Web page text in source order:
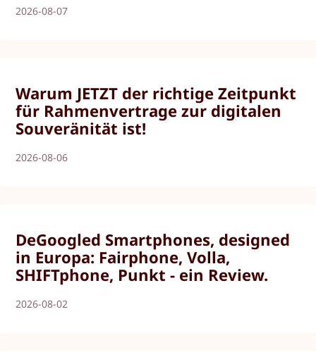
2026-08-07
Warum JETZT der richtige Zeitpunkt
für Rahmenvertrage zur digitalen
Souveränität ist!
2026-08-06
DeGoogled Smartphones, designed
in Europa: Fairphone, Volla,
SHIFTphone, Punkt - ein Review.
2026-08-02